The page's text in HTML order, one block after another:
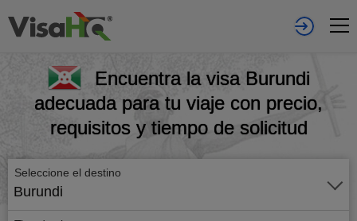
Encuentra la visa Burundi
adecuada para tu viaje con precio,
requisitos y tiempo de solicitud
Seleccione el destino
Burundi